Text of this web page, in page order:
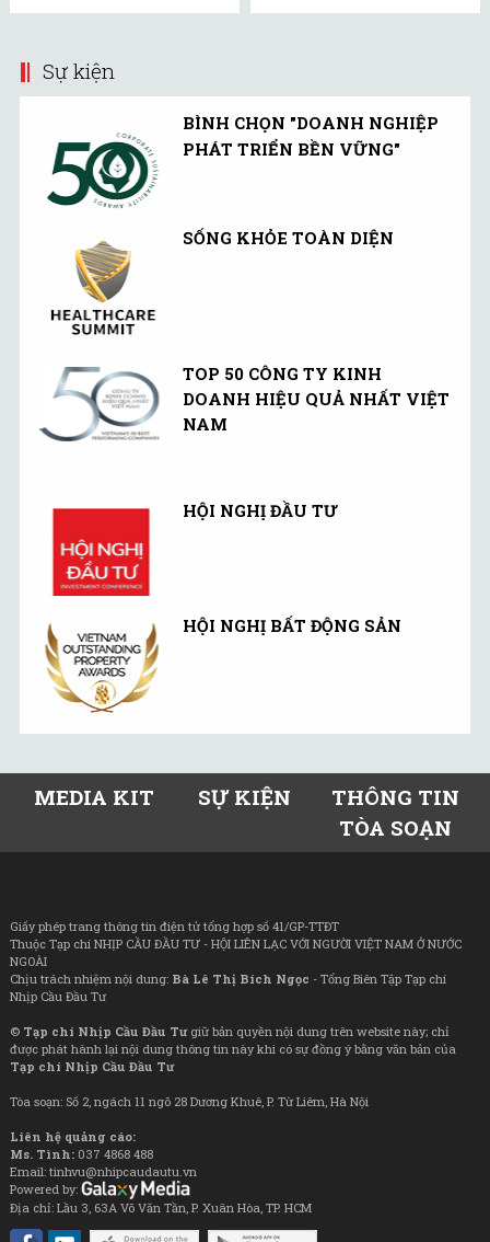
Sự kiện
BÌNH CHỌN "DOANH NGHIỆP
PHÁT TRIỂN BỀN VỮNG"
SỐNG KHỎE TOÀN DIỆN
TOP 50 CÔNG TY KINH
DOANH HIỆU QUẢ NHẤT VIỆT
NAM
HỘI NGHỊ ĐẦU TƯ
HỘI NGHỊ BẤT ĐỘNG SẢN
MEDIA KIT SỰ KIỆN
THÔNG TIN
TÒA SOẠN
Giấy phép trang thông tin điện tử tổng hợp số 41/GP-TTĐT
Thuộc Tạp chí NHỊP CẦU ĐẦU TƯ - HỘI LIÊN LẠC VỚI NGƯỜI VIỆT NAM Ở NƯỚC
NGOÀI
Chịu trách nhiệm nội dung: Bà Lê Thị Bích Ngọc - Tổng Biên Tập Tạp chí
Nhịp Cầu Đầu Tư
© Tạp chí Nhịp Cầu Đầu Tưgiữ bản quyền nội dung trên website này; chỉ
được phát hành lại nội dung thông tin này khi có sự đồng ý bằng văn bản của
Tạp chí Nhịp Cầu Đầu Tư
Tòa soạn: Số 2, ngách 11 ngõ 28 Dương Khuê, P. Từ Liêm, Hà Nội
Liên hệ quảng cáo:
Ms. Tình: 037 4868 488
Email: tinhvu@nhipcaudautu.vn
Powered by:
Địa chỉ: Lầu 3, 63A Võ Văn Tần, P. Xuân Hòa, TP. HCM